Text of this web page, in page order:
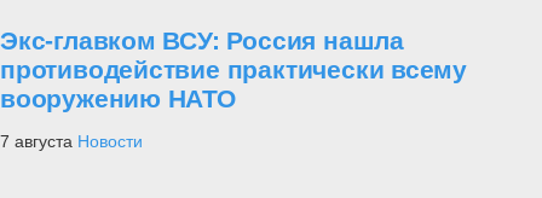
Экс-главком ВСУ: Россия нашла
противодействие практически всему
вооружению НАТО
7 августа Новости